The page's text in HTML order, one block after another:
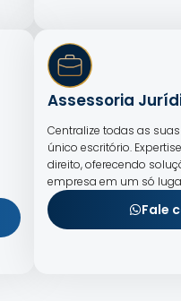
Assessoria
Centralize todas as
único escritório.
direito, oferecendo
empresa em um só
Fale